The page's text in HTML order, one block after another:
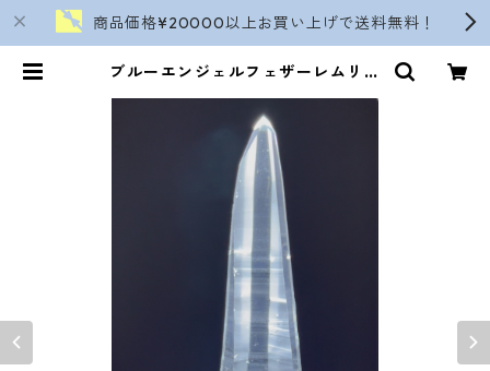
商品価格¥20000以上お買い上げで送料無料！
ブルーエンジェルフェザーレムリア
の販売価格です | soranokinomi